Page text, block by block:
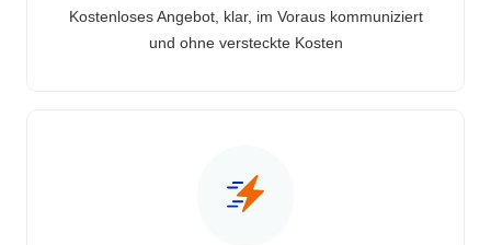
Kostenloses Angebot, klar, im Voraus kommuniziert
und ohne versteckte Kosten